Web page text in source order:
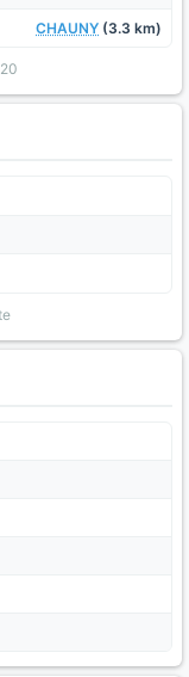
CHAUNY (3.3 km)